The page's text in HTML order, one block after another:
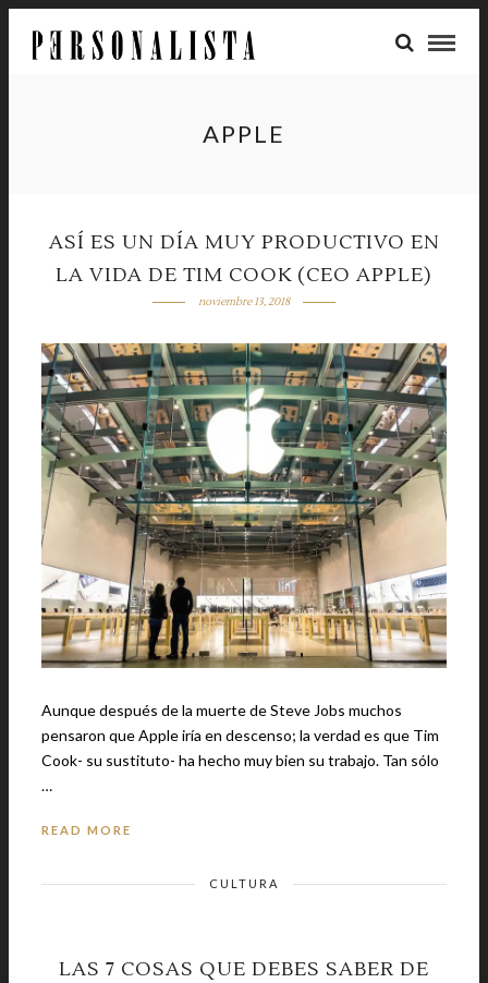
APPLE
ASÍ ES UN DÍA MUY PRODUCTIVO EN
LA VIDA DE TIM COOK (CEO APPLE)
noviembre 13, 2018
Aunque después de la muerte de Steve Jobs muchos
pensaron que Apple iría en descenso; la verdad es que Tim
Cook- su sustituto- ha hecho muy bien su trabajo. Tan sólo
…
READ MORE
CULTURA
LAS 7 COSAS QUE DEBES SABER DE